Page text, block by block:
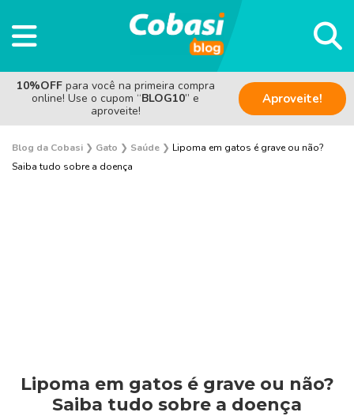
10%OFF para você na primeira compra
online! Use o cupom “BLOG10” e
aproveite!
Aproveite!
Blog da Cobasi ❯ Gato ❯ Saúde ❯ Lipoma em gatos é grave ou não?
Saiba tudo sobre a doença
Comportamento
Lipoma em gatos é grave ou não?
Saiba tudo sobre a doença